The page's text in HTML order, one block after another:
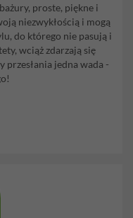
proste, piękne i
niezwykłością i mogą
do którego nie pasują i
wciąż zdarzają się
przesłania jedna wada -